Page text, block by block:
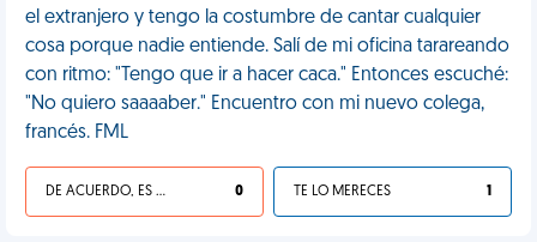
el extranjero y tengo la costumbre de cantar cualquier
cosa porque nadie entiende. Salí de mi oficina tarareando
con ritmo: "Tengo que ir a hacer caca." Entonces escuché:
"No quiero saaaaber." Encuentro con mi nuevo colega,
francés. FML
DE ACUERDO, ES UNA VIDA HP 0 TE LO MERECES 1